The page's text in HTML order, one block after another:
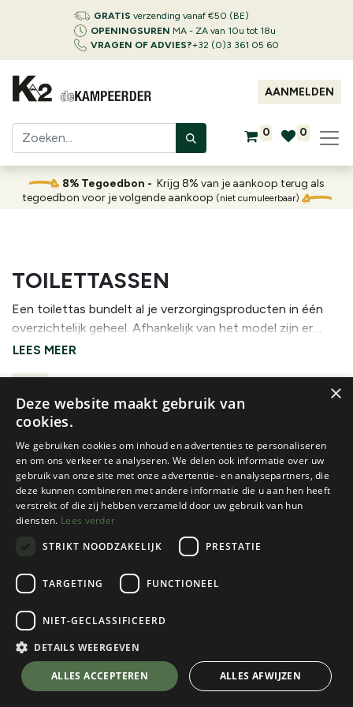
GRATIS verzending vanaf €50 (BE)
OPENINGSUREN MA - ZA van 10u tot 18u
VRAGEN OF ADVIES?+32 (0)3 361 05 60
AANMELDEN
0 0
8% Tegoedbon - Krijg 8% van je aankoop terug als
tegoedbon voor je volgende aankoop (niet cumuleerbaar)
TOILETTASSEN
Een toilettas bundelt al je verzorgingsproducten in één
overzichtelijk geheel. Afhankelijk van het model zijn er
verschillende vakken, een ophanghaak of een
langere tijd op reis gaat.
Cotopaxi
NIDO ACCESSORY BAG
1 color(s) available
€49,95
Osprey
€33,95
×
Deze website maakt gebruik van
cookies.
We gebruiken cookies om inhoud en advertenties te personaliseren
en om ons verkeer te analyseren. We delen ook informatie over uw
gebruik van onze site met onze advertentie- en analysepartners, die
deze kunnen combineren met andere informatie die u aan hen heeft
verstrekt of die zij hebben verzameld door uw gebruik van hun
diensten. Lees verder
STRIKT NOODZAKELIJK
PRESTATIE
TARGETING FUNCTIONEEL
NIET-GECLASSIFICEERD
DETAILS WEERGEVEN
ALLES ACCEPTEREN ALLES AFWIJZEN